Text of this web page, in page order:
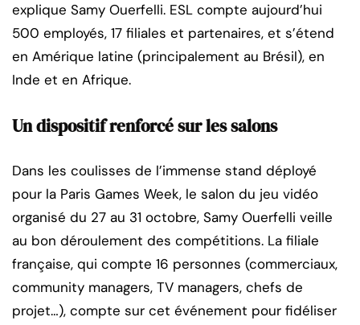
explique Samy Ouerfelli. ESL compte aujourd’hui
500 employés, 17 filiales et partenaires, et s’étend
en Amérique latine (principalement au Brésil), en
Inde et en Afrique.
Un dispositif renforcé sur les salons
Dans les coulisses de l’immense stand déployé
pour la Paris Games Week, le salon du jeu vidéo
organisé du 27 au 31 octobre, Samy Ouerfelli veille
au bon déroulement des compétitions. La filiale
française, qui compte 16 personnes (commerciaux,
community managers, TV managers, chefs de
projet…), compte sur cet événement pour fidéliser